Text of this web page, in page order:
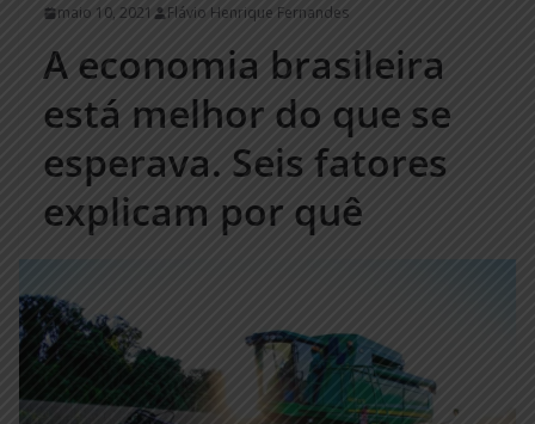
maio 10, 2021 Flávio Henrique Fernandes
A economia brasileira
está melhor do que se
esperava. Seis fatores
explicam por quê